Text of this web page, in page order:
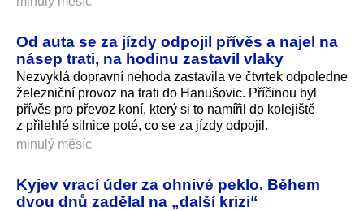
Od auta se za jízdy odpojil přívěs a najel na
násep trati, na hodinu zastavil vlaky
Nezvyklá dopravní nehoda zastavila ve čtvrtek odpoledne
železniční provoz na trati do Hanušovic. Příčinou byl
přívěs pro převoz koní, který si to namířil do kolejiště
z přilehlé silnice poté, co se za jízdy odpojil.
minulý měsíc
Kyjev vrací úder za ohnivé peklo. Během
dvou dnů zadělal na „další krizi“